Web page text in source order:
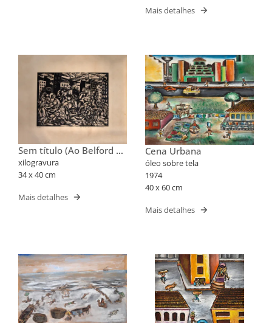
Mais detalhes
Sem título (Ao Belford do
Manoel Martins)
xilogravura
34 x 40 cm
Mais detalhes
Cena Urbana
óleo sobre tela
1974
40 x 60 cm
Mais detalhes